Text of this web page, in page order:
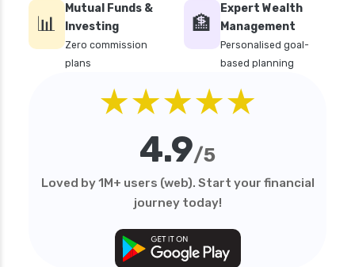
personal loan in lucknow
personal loan in madurai
personal loan in maharashtra
personal loan in mumbai
personal loan in tamilnadu
personal loan in telangana
personal loan in trichy
personal loan interest rates
📊
Mutual Funds &
Investing
Zero commission
plans
🏦
Expert Wealth
Management
Personalised goal-
based planning
★★★★★
4.9/5
Loved by 1M+ users (web). Start your financial
journey today!